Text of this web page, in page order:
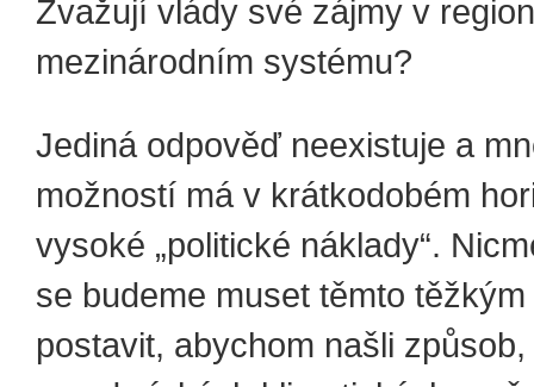
Zvažují vlády své zájmy v
mezinárodním systému?
Jediná odpověď neexistuje a
možností má v krátkodobém
vysoké „politické náklady“.
se budeme muset těmto
postavit, abychom našli